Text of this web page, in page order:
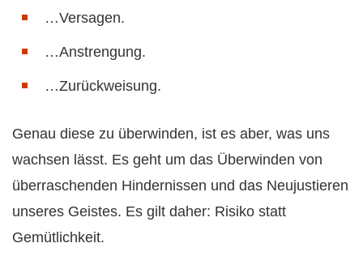
…Versagen.
…Anstrengung.
…Zurückweisung.
Genau diese zu überwinden, ist es aber, was uns
wachsen lässt. Es geht um das Überwinden von
überraschenden Hindernissen und das Neujustieren
unseres Geistes. Es gilt daher: Risiko statt
Gemütlichkeit.